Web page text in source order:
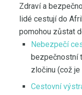
Zdraví a
lidé cestují do
pomohou zůstat
Nebezpečí
bezpečnostní
zločinu (což
Cestovní